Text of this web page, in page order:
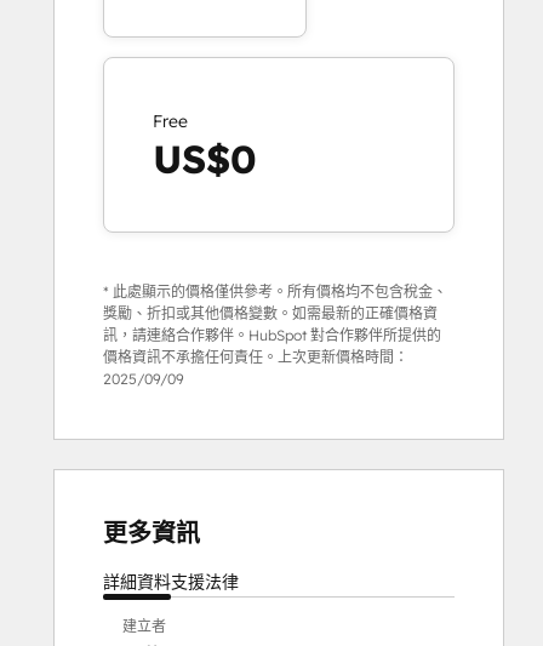
Free
US$0
* 此處顯示的價格僅供參考。所有價格均不包含稅金、
獎勵、折扣或其他價格變數。如需最新的正確價格資
訊，請連絡合作夥伴。HubSpot 對合作夥伴所提供的
價格資訊不承擔任何責任。上次更新價格時間：
2025/09/09
更多資訊
詳細資料支援法律
建立者